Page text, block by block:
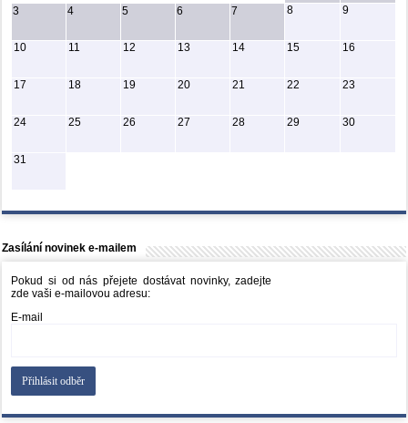
3 4 5 6 7 8 9
10 11 12 13 14 15 16
17 18 19 20 21 22 23
24 25 26 27 28 29 30
31
Zasílání novinek e-mailem
Pokud si od nás přejete dostávat novinky, zadejte
zde vaši e-mailovou adresu:
E-mail